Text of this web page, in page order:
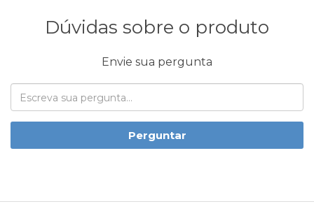
Dúvidas sobre o produto
Envie sua pergunta
Perguntar